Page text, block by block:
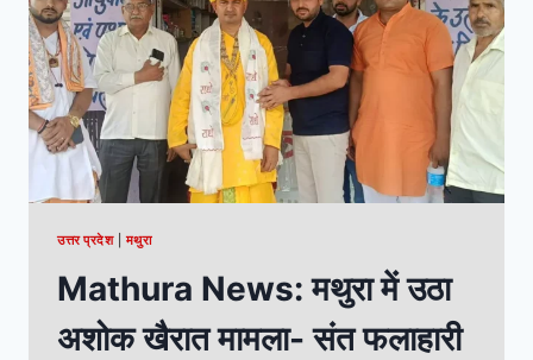
उत्तर प्रदेश|मथुरा
Mathura News: मथुरा में उठा
अशोक खैरात मामला- संत फलाहारी